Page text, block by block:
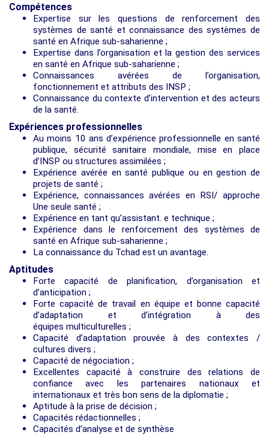
Compétences
Expertise sur les questions de renforcement des
systèmes de santé et connaissance des systèmes de
santé en Afrique sub-saharienne ;
Expertise dans l’organisation et la gestion des services
en santé en Afrique sub-saharienne ;
Connaissances avérées de l’organisation,
fonctionnement et attributs des INSP ;
Connaissance du contexte d’intervention et des acteurs
de la santé.
Expériences professionnelles
Au moins 10 ans d’expérience professionnelle en santé
publique, sécurité sanitaire mondiale, mise en place
d’INSP ou structures assimilées ;
Expérience avérée en santé publique ou en gestion de
projets de santé ;
Expérience, connaissances avérées en RSI/ approche
Une seule santé ;
Expérience en tant qu’assistant. e technique ;
Expérience dans le renforcement des systèmes de
santé en Afrique sub-saharienne ;
La connaissance du Tchad est un avantage.
Aptitudes
Forte capacité de planification, d’organisation et
d’anticipation ;
Forte capacité de travail en équipe et bonne capacité
d’adaptation et d’intégration à des
équipes multiculturelles ;
Capacité d’adaptation prouvée à des contextes /
cultures divers ;
Capacité de négociation ;
Excellentes capacité à construire des relations de
confiance avec les partenaires nationaux et
internationaux et très bon sens de la diplomatie ;
Aptitude à la prise de décision ;
Capacités rédactionnelles ;
Capacités d’analyse et de synthèse